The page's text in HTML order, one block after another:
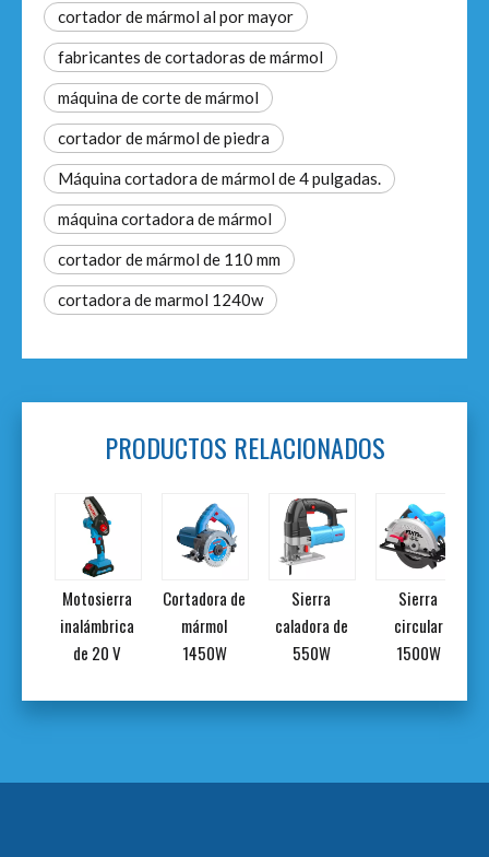
cortador de mármol al por mayor
fabricantes de cortadoras de mármol
máquina de corte de mármol
cortador de mármol de piedra
Máquina cortadora de mármol de 4 pulgadas.
máquina cortadora de mármol
cortador de mármol de 110 mm
cortadora de marmol 1240w
PRODUCTOS RELACIONADOS
Motosierra
inalámbrica
de 20 V
Cortadora de
mármol
1450W
Sierra
caladora de
550W
Sierra
circular
1500W